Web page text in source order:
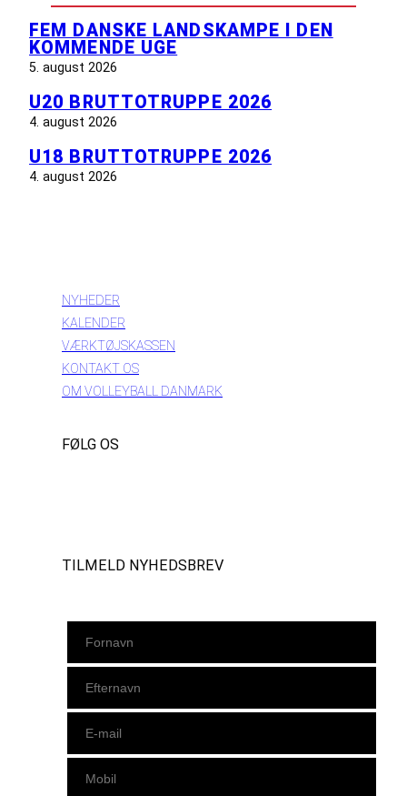
FEM DANSKE LANDSKAMPE I DEN
KOMMENDE UGE
5. august 2026
U20 BRUTTOTRUPPE 2026
4. august 2026
U18 BRUTTOTRUPPE 2026
4. august 2026
NYHEDER
KALENDER
VÆRKTØJSKASSEN
KONTAKT OS
OM VOLLEYBALL DANMARK
FØLG OS
TILMELD NYHEDSBREV